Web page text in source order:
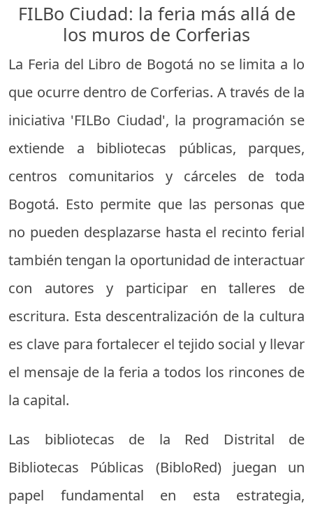
FILBo Ciudad: la feria más allá de
los muros de Corferias
La Feria del Libro de Bogotá no se limita a lo
que ocurre dentro de Corferias. A través de la
iniciativa 'FILBo Ciudad', la programación se
extiende a bibliotecas públicas, parques,
centros comunitarios y cárceles de toda
Bogotá. Esto permite que las personas que
no pueden desplazarse hasta el recinto ferial
también tengan la oportunidad de interactuar
con autores y participar en talleres de
escritura. Esta descentralización de la cultura
es clave para fortalecer el tejido social y llevar
el mensaje de la feria a todos los rincones de
la capital.
Las bibliotecas de la Red Distrital de
Bibliotecas Públicas (BibloRed) juegan un
papel fundamental en esta estrategia,